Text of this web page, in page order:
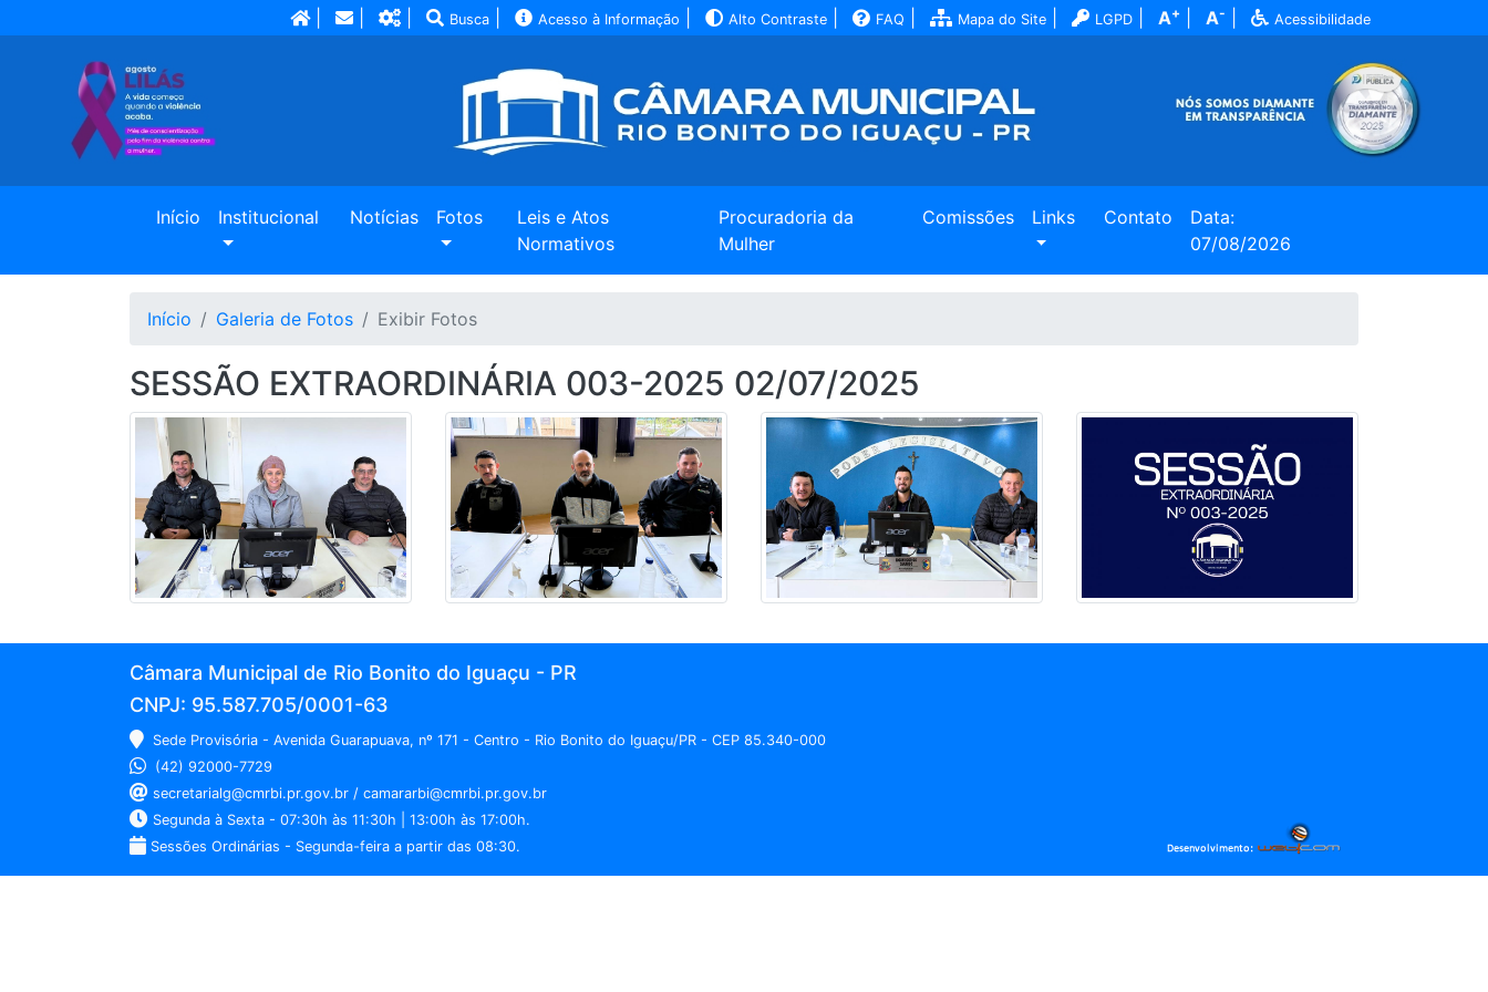
| Busca Acesso à Informação Alto Contraste FAQ Mapa do Site LGPD A+ A- Acessibilidade
Início (current)
Institucional Notícias Fotos
Leis e Atos
Normativos
Procuradoria da
Mulher
Comissões Links Contato
Data:
07/08/2026
Início Galeria de Fotos Exibir Fotos
SESSÃO EXTRAORDINÁRIA 003-2025 02/07/2025
Câmara Municipal de Rio Bonito do Iguaçu - PR
CNPJ: 95.587.705/0001-63
Sede Provisória - Avenida Guarapuava, nº 171 - Centro - Rio Bonito do Iguaçu/PR - CEP 85.340-000
(42) 92000-7729
secretarialg@cmrbi.pr.gov.br / camararbi@cmrbi.pr.gov.br
Segunda à Sexta - 07:30h às 11:30h | 13:00h às 17:00h.
Sessões Ordinárias - Segunda-feira a partir das 08:30.